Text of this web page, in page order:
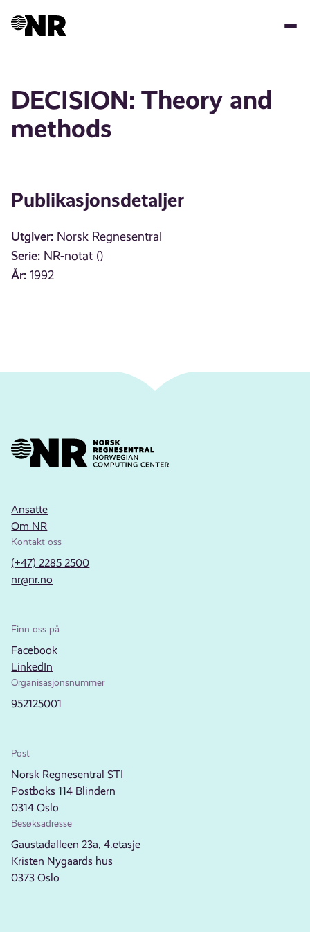
DECISION: Theory and
methods
Publikasjonsdetaljer
Utgiver: Norsk Regnesentral
Serie: NR-notat ()
År: 1992
Ansatte
Om NR
Kontakt oss
(+47) 2285 2500
nr@nr.no
Finn oss på
Facebook
LinkedIn
Organisasjonsnummer
952125001
Post
Norsk Regnesentral STI
Postboks 114 Blindern
0314 Oslo
Besøksadresse
Gaustadalleen 23a, 4.etasje
Kristen Nygaards hus
0373 Oslo